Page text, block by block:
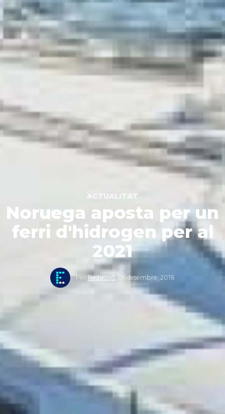
ACTUALITAT
Noruega aposta per un
ferri d'hidrogen per al
2021
PerRedacció, 05 desembre, 2018